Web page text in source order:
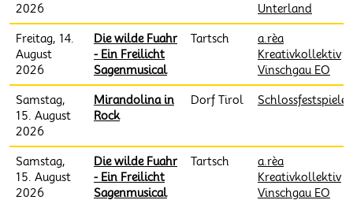
2026
Unterland
Freitag, 14.
August
2026
Die wilde Fuahr
- Ein Freilicht
Sagenmusical
Tartsch
a.rèa
Kreativkollektiv
Vinschgau EO
Samstag,
15. August
2026
Mirandolina in
Rock
Dorf Tirol Schlossfestspiele
Samstag,
15. August
2026
Die wilde Fuahr
- Ein Freilicht
Sagenmusical
Tartsch
a.rèa
Kreativkollektiv
Vinschgau EO